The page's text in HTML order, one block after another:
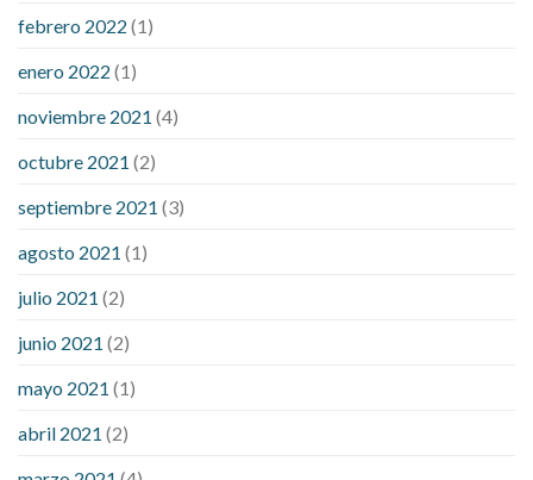
febrero 2022 (1)
enero 2022 (1)
noviembre 2021 (4)
octubre 2021 (2)
septiembre 2021 (3)
agosto 2021 (1)
julio 2021 (2)
junio 2021 (2)
mayo 2021 (1)
abril 2021 (2)